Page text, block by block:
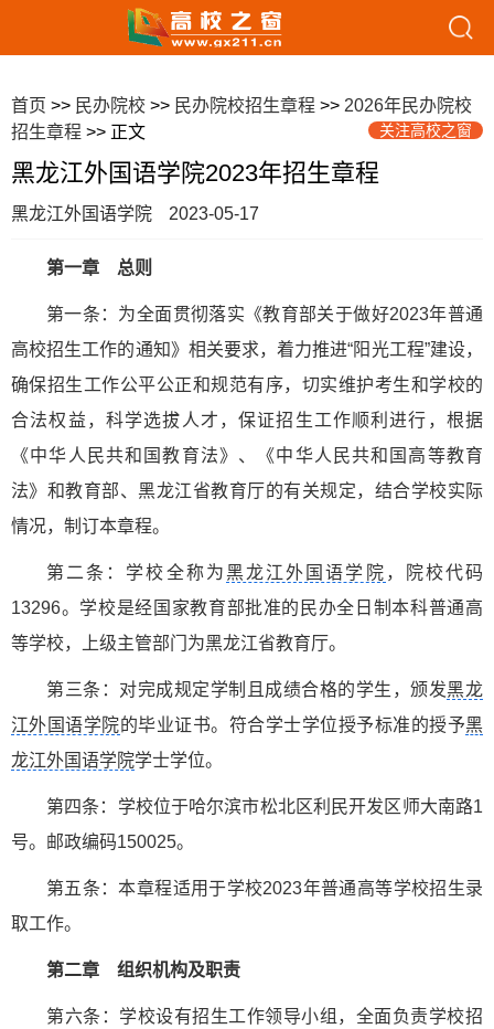
首页 >> 民办院校 >> 民办院校招生章程 >> 2026年民办院校
招生章程 >> 正文 关注高校之窗
黑龙江外国语学院2023年招生章程
黑龙江外国语学院 2023-05-17
第一章 总则
第一条：为全面贯彻落实《教育部关于做好2023年普通
高校招生工作的通知》相关要求，着力推进“阳光工程”建设，
确保招生工作公平公正和规范有序，切实维护考生和学校的
合法权益，科学选拔人才，保证招生工作顺利进行，根据
《中华人民共和国教育法》、《中华人民共和国高等教育
法》和教育部、黑龙江省教育厅的有关规定，结合学校实际
情况，制订本章程。
第二条：学校全称为黑龙江外国语学院 ，院校代码
13296。学校是经国家教育部批准的民办全日制本科普通高
等学校，上级主管部门为黑龙江省教育厅。
第三条：对完成规定学制且成绩合格的学生，颁发黑龙
江外国语学院的毕业证书。符合学士学位授予标准的授予黑
龙江外国语学院学士学位。
第四条：学校位于哈尔滨市松北区利民开发区师大南路1
号。邮政编码150025。
第五条：本章程适用于学校2023年普通高等学校招生录
取工作。
第二章 组织机构及职责
第六条：学校设有招生工作领导小组，全面负责学校招